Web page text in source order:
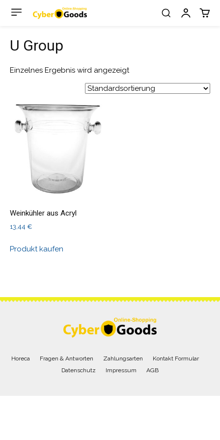
U Group
Einzelnes Ergebnis wird angezeigt
Weinkühler aus Acryl
13,44 €
Produkt kaufen
Horeca Fragen & Antworten Zahlungsarten
Kontakt Formular
Datenschutz
Impressum AGB